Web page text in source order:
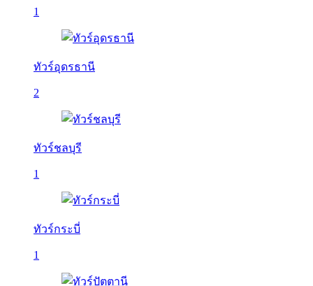
1
ทัวร์อุดรธานี
2
ทัวร์ชลบุรี
1
ทัวร์กระบี่
1